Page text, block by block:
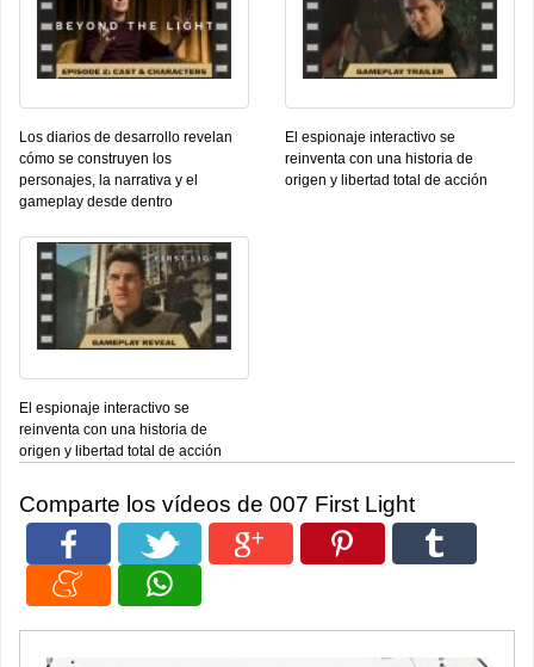
Los diarios de desarrollo revelan
cómo se construyen los
personajes, la narrativa y el
gameplay desde dentro
El espionaje interactivo se
reinventa con una historia de
origen y libertad total de acción
El espionaje interactivo se
reinventa con una historia de
origen y libertad total de acción
Comparte los vídeos de 007 First Light